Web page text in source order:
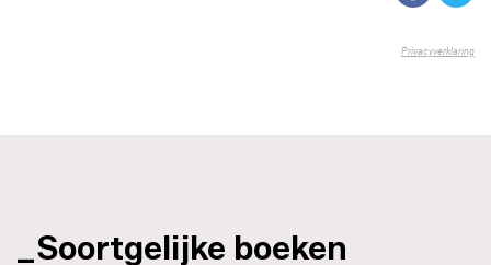
_Soortgelijke boeken